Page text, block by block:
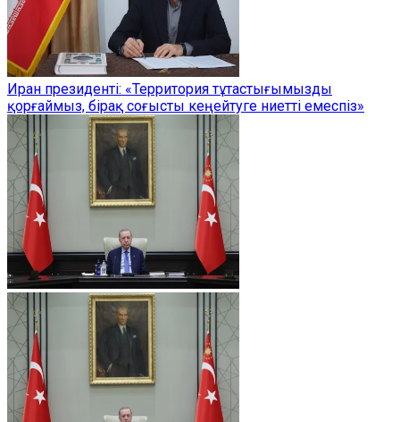
Иран президенті: «Территория тұтастығымызды
қорғаймыз, бірақ соғысты кеңейтуге ниетті емеспіз»